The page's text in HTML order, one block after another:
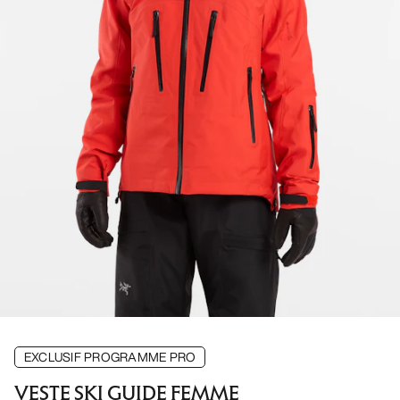
EXCLUSIF PROGRAMME PRO
VESTE SKI GUIDE FEMME